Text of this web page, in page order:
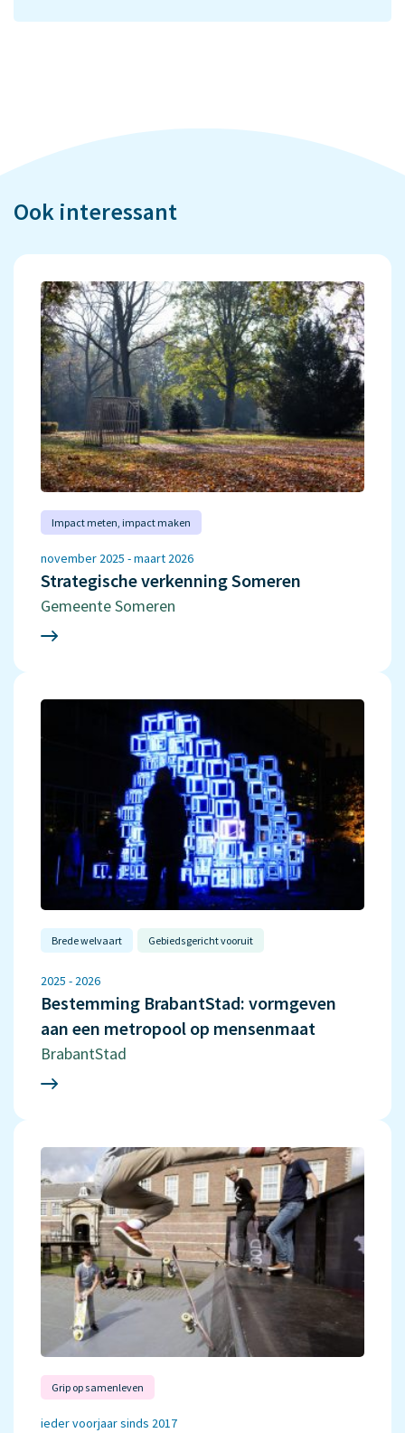
Ook interessant
Impact meten‚ impact maken
november 2025 - maart 2026
Strategische verkenning Someren
Gemeente Someren
Brede welvaart Gebiedsgericht vooruit
2025 - 2026
Bestemming BrabantStad: vormgeven
aan een metropool op mensenmaat
BrabantStad
Grip op samenleven
ieder voorjaar sinds 2017